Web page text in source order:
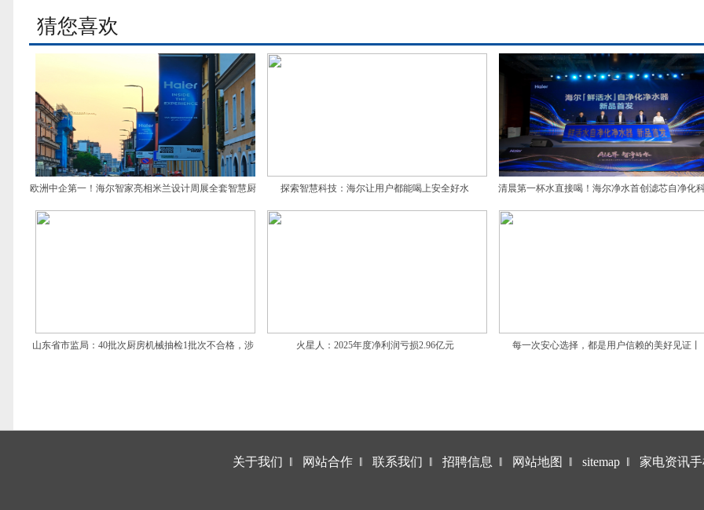
猜您喜欢
欧洲中企第一！海尔智家亮相米兰设计周展全套智慧厨
房
探索智慧科技：海尔让用户都能喝上安全好水 清晨第一杯水直接喝！海尔净水首创滤芯自净化
山东省市监局：40批次厨房机械抽检1批次不合格，涉 火星人：2025年度净利润亏损2.96亿元 每一次安心选择，都是用户信赖的美好见证丨
关于我们 ‖ 网站合作 ‖ 联系我们 ‖ 招聘信息 ‖ 网站地图 ‖ sitemap ‖ 家电资讯